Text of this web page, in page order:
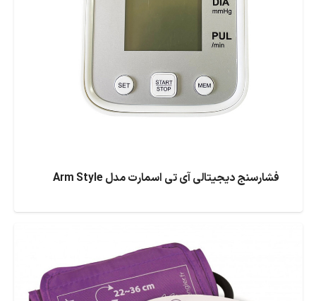
فشارسنج دیجیتالی آی تی اسمارت مدل Arm Style